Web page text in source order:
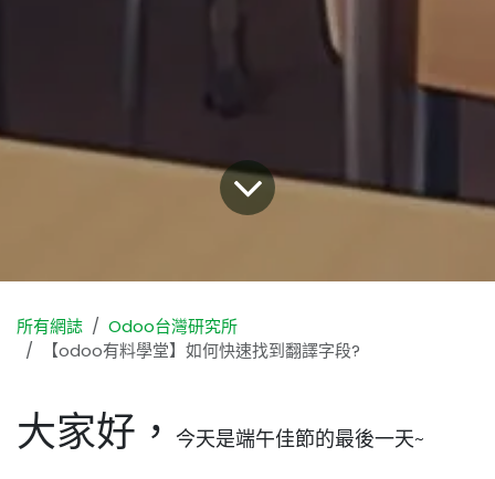
所有網誌
Odoo台灣研究所
【odoo有料學堂】如何快速找到翻譯字段?
大家好， 今天是端午佳節的最後一天~